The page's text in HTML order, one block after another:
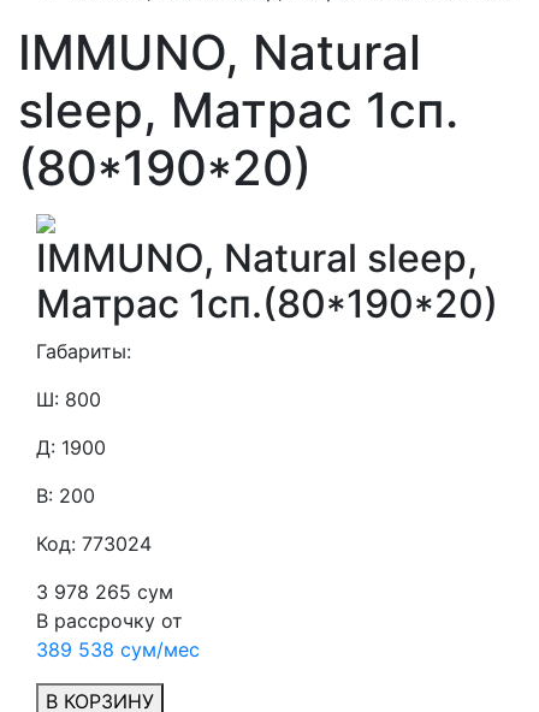
IMMUNO, Natural
sleep, Матрас 1сп.
(80*190*20)
IMMUNO, Natural sleep,
Матрас 1сп.(80*190*20)
Габариты:
Ш: 800
Д: 1900
В: 200
Код: 773024
3 978 265 сум
В рассрочку от
389 538 сум/мес
В КОРЗИНУ